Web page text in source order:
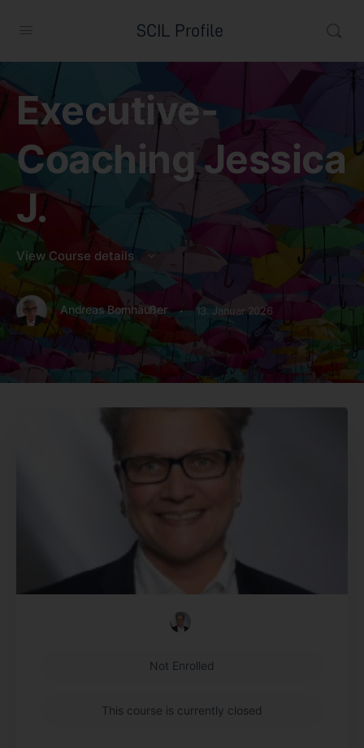
SCIL Profile
Executive-
Coaching Jessica
J.
View Course details
Andreas Bornhäußer · 13. Januar 2026
Not Enrolled
This course is currently closed